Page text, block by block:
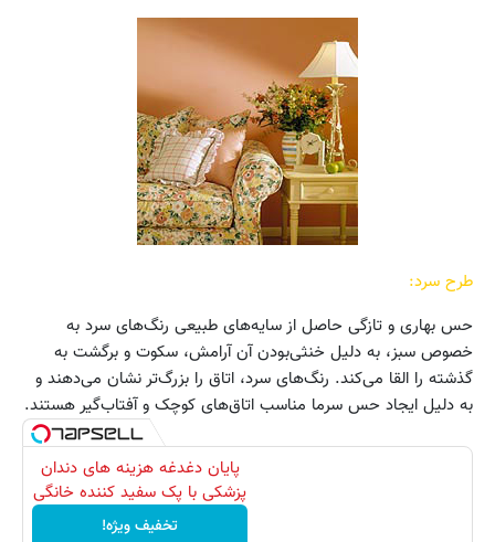
طرح سرد:
حس بهاری و تازگی حاصل از سایه‌های طبیعی رنگ‌های سرد به
خصوص سبز، به دلیل خنثی‌‌بودن آن آرامش، سکوت و برگشت به
گذشته را القا می‌کند. رنگ‌های سرد، اتاق را بزرگ‌تر نشان می‌دهند و
به دلیل ایجاد حس سرما مناسب اتاق‌های کوچک و آفتاب‌گیر هستند.
پایان دغدغه هزینه های دندان
پزشکی با پک سفید کننده خانگی
تخفیف ویژه!